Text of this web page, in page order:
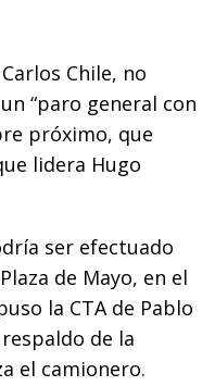
Chile, no
“paro general con
próximo, que
lidera Hugo
ser efectuado
de Mayo, en el
la CTA de Pablo
de la
el camionero.